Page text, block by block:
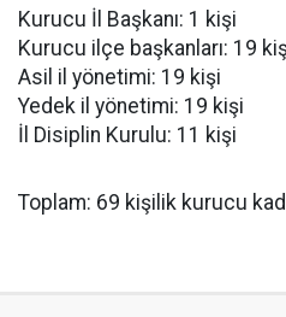
Kurucu İl Başkanı: 1 kişi
Kurucu ilçe başkanları: 19
Asil il yönetimi: 19 kişi
Yedek il yönetimi: 19 kişi
İl Disiplin Kurulu: 11 kişi
Toplam: 69 kişilik kurucu